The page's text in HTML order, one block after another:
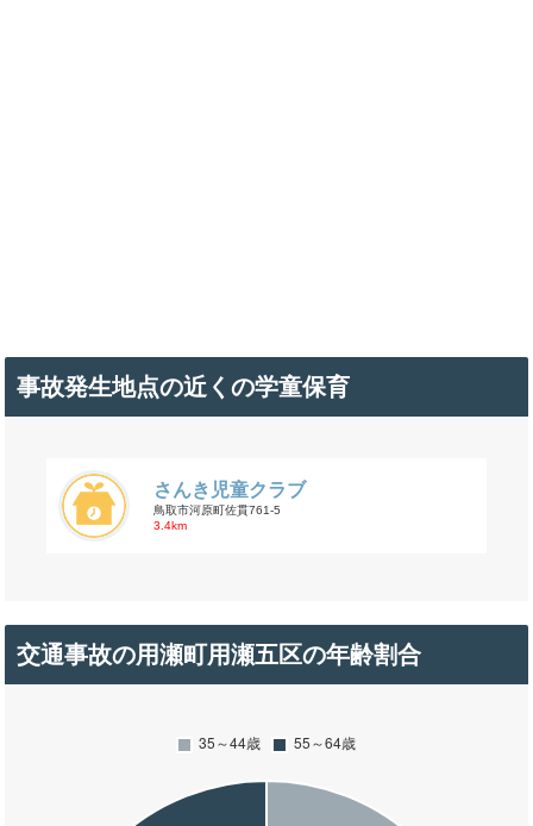
事故発生地点の近くの学童保育
さんき児童クラブ
鳥取市河原町佐貫761-5
3.4km
交通事故の用瀬町用瀬五区の年齢割合